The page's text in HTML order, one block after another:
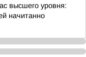
высшего уровня:
начитанно